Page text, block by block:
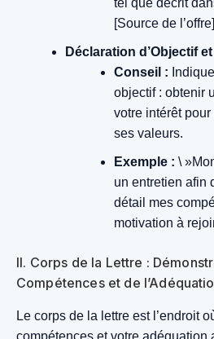
[Source de
Déclaration d’Objectif et
Conseil :
objectif : obtenir
votre intérêt pour
ses valeurs.
Exemple : \
un entretien afin
détail mes
motivation à
II. Corps de la Lettre :
Compétences et de
Le corps de la lettre est l’endroit
compétences et votre adéquation